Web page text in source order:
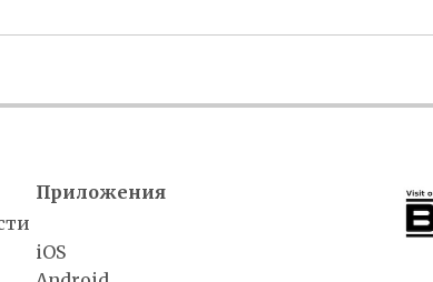
Приложения
iOS